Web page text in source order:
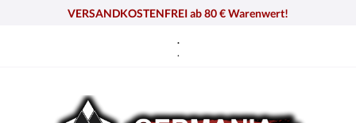
VERSANDKOSTENFREI ab 80 € Warenwert!
.
.